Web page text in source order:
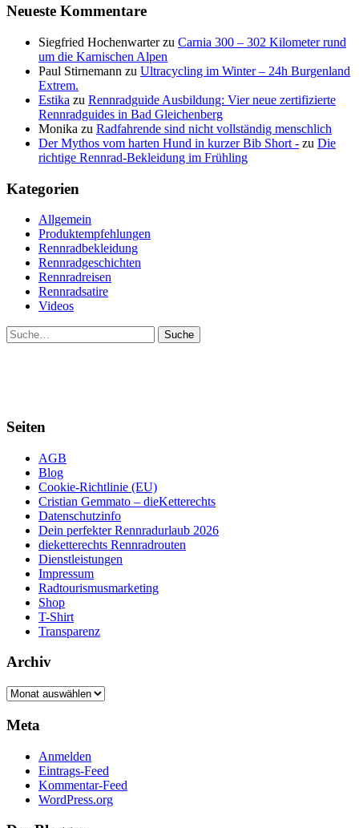
Neueste Kommentare
Siegfried Hochenwarterzu Carnia 300 – 302 Kilometer rund
um die Karnischen Alpen
Paul Stirnemann zu Ultracycling im Winter – 24h Burgenland
Extrem.
Estika zu Rennradguide Ausbildung: Vier neue zertifizierte
Rennradguides in Bad Gleichenberg
Monika zu Radfahrende sind nicht vollständig menschlich
Der Mythos vom harten Hund in kurzer Bib Short - zu Die
richtige Rennrad-Bekleidung im Frühling
Kategorien
Allgemein
Produktempfehlungen
Rennradbekleidung
Rennradgeschichten
Rennradreisen
Rennradsatire
Videos
Suche
Seiten
AGB
Blog
Cookie-Richtlinie (EU)
Cristian Gemmato – dieKetterechts
Datenschutzinfo
Dein perfekter Rennradurlaub 2026
dieketterechts Rennradrouten
Dienstleistungen
Impressum
Radtourismusmarketing
Shop
T-Shirt
Transparenz
Archiv
Archiv
Meta
Anmelden
Eintrags-Feed
Kommentar-Feed
WordPress.org